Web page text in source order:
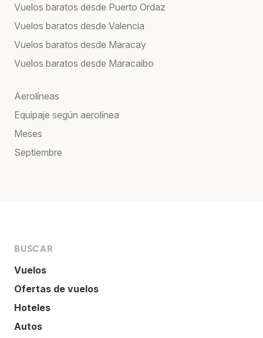
Vuelos baratos desde Puerto Ordaz
Vuelos baratos desde Valencia
Vuelos baratos desde Maracay
Vuelos baratos desde Maracaibo
Aerolíneas
Equipaje según aerolínea
Meses
Septiembre
BUSCAR
Vuelos
Ofertas de vuelos
Hoteles
Autos